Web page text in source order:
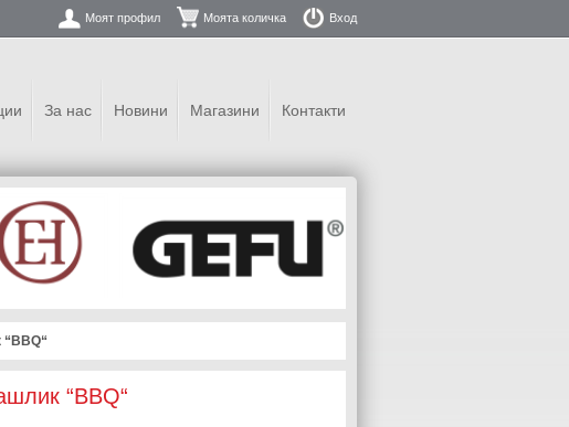
Моят профил Моята количка Вход
За нас Новини Магазини Контакти
“BBQ“